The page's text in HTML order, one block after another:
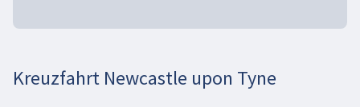
Kreuzfahrt Newcastle upon Tyne